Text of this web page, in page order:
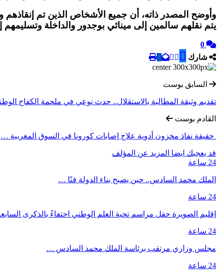
وأوضح المصدر ذاته، أن جميع الأشخاص الذين تم إنقاذهم
يتم نقلهم سالمين إلى مينائي بوجدور والداخلة وتسليمهم
0
شارك
السابق بوست
تقديم وثيقة المطالبة بالاستقلال.. حدث نوعي في ملحمة الكفاح
القادم بوست
حقيقة نفاذ مخزون أدوية علاج إصابات كورونا في السوق المغربية …
قد يعجبك ايضا المزيد عن المؤلف
24 ساعة
الملك محمد السادس.. حين يصبح بناء الدولة فنًا …
24 ساعة
إقليم الصويرة حفل مراسم تحية العلم الوطني احتفاءً بالذكرى
24 ساعة
مجلس وزاري مرتقب برئاسة الملك محمد السادس …
24 ساعة